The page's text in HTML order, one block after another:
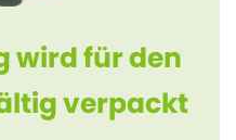
wird für den
verpackt